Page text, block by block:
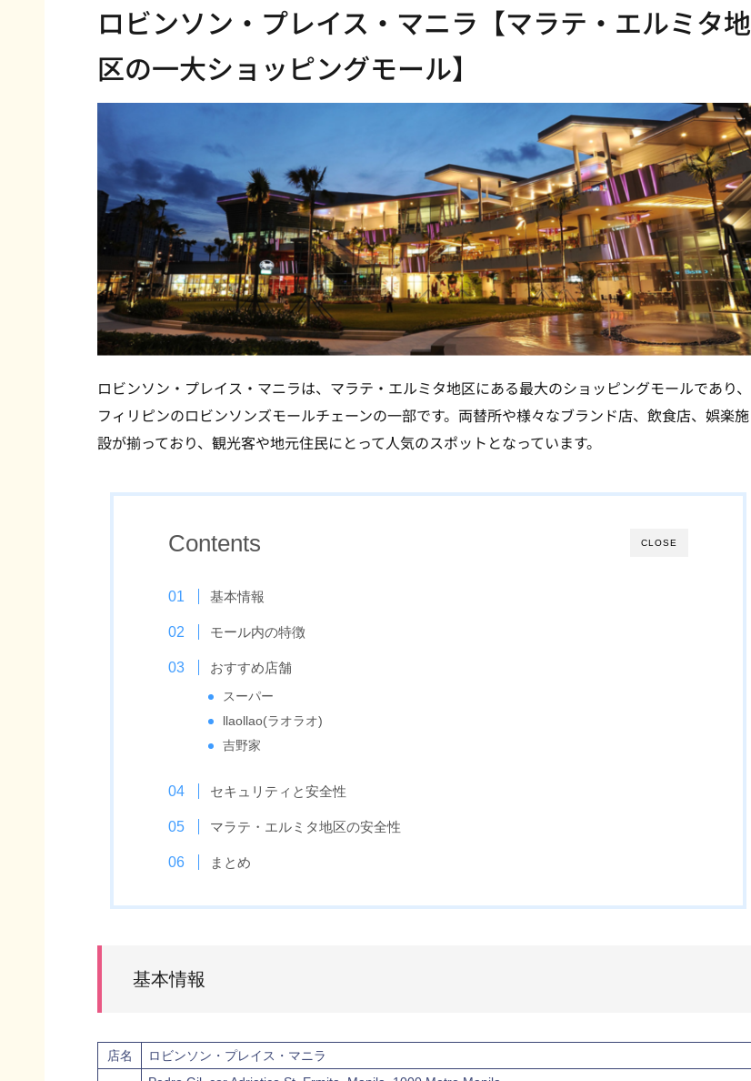
ロビンソン・プレイス・マニラ【マラテ・エルミタ地
区の一大ショッピングモール】
ロビンソン・プレイス・マニラは、マラテ・エルミタ地区にある最大のショッピングモールであり、
フィリピンのロビンソンズモールチェーンの一部です。両替所や様々なブランド店、飲食店、娯楽施
設が揃っており、観光客や地元住民にとって人気のスポットとなっています。
CLOSE
Contents
基本情報
モール内の特徴
おすすめ店舗
スーパー
llaollao(ラオラオ)
吉野家
セキュリティと安全性
マラテ・エルミタ地区の安全性
まとめ
基本情報
店名 ロビンソン・プレイス・マニラ